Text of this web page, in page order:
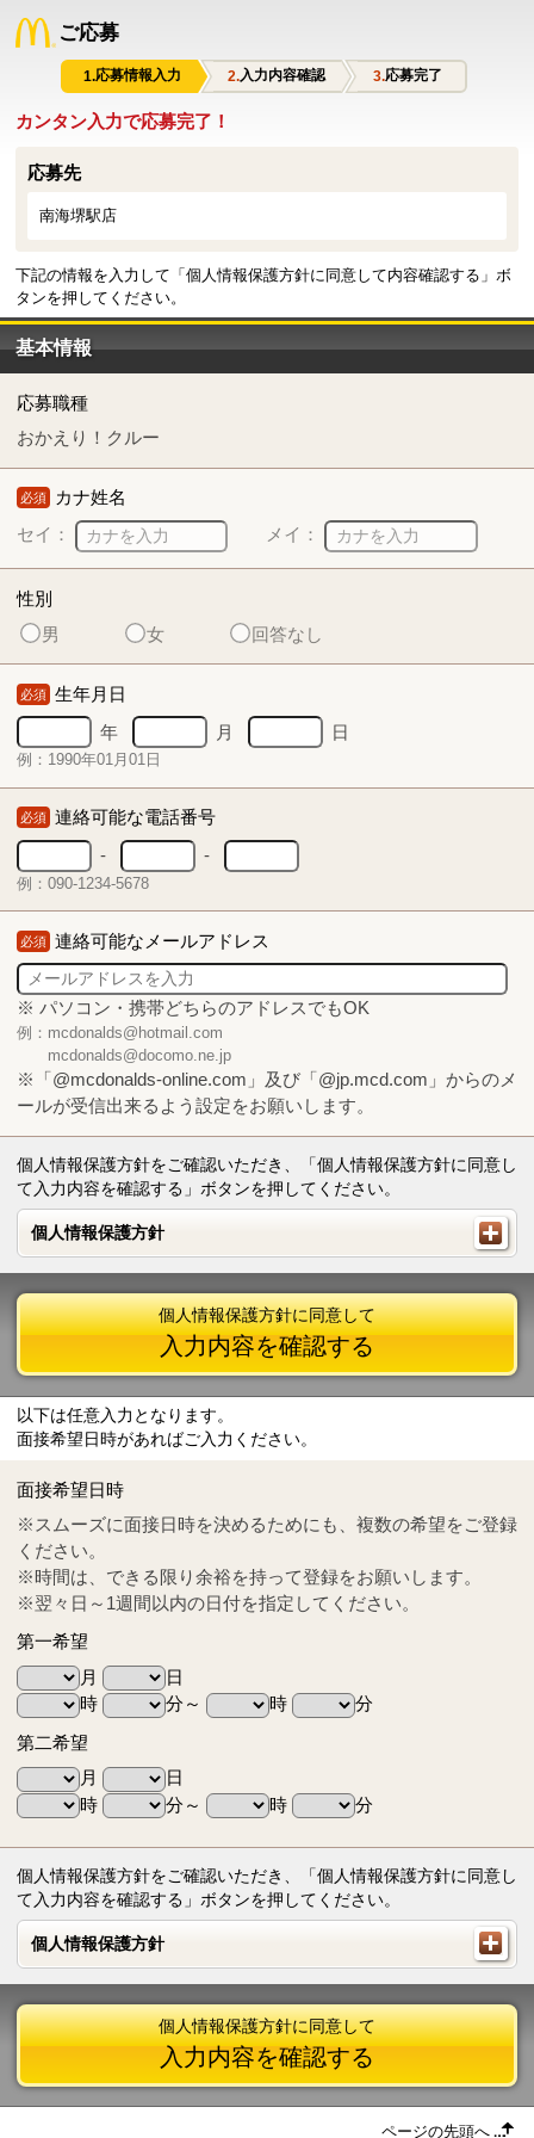
ご応募
応募情報入力 入力内容確認 応募完了
カンタン入力で応募完了！
応募先
南海堺駅店
下記の情報を入力して「個人情報保護方針に同意して内容確認する」ボ
タンを押してください。
基本情報
応募職種
おかえり！クルー
必須 カナ姓名
セイ：
メイ：
性別
男
女 回答なし
必須 生年月日
年
月 日
例：1990年01月01日
必須 連絡可能な電話番号
-
-
例：090-1234-5678
必須 連絡可能なメールアドレス
※ パソコン・携帯どちらのアドレスでもOK
例：mcdonalds@hotmail.com
mcdonalds@docomo.ne.jp
※「@mcdonalds-online.com」及び「@jp.mcd.com」からのメ
ールが受信出来るよう設定をお願いします。
個人情報保護方針をご確認いただき、「個人情報保護方針に同意し
て入力内容を確認する」ボタンを押してください。
個人情報保護方針
個人情報保護方針
Tel
0570-55-0314
個人情報保護方針に同意して
入力内容を確認する
以下は任意入力となります。
面接希望日時があればご入力ください。
面接希望日時
※スムーズに面接日時を決めるためにも、複数の希望をご登録
ください。
※時間は、できる限り余裕を持って登録をお願いします。
※翌々日～1週間以内の日付を指定してください。
第一希望
月
日
時
分～ 時
分
第二希望
月
日
時
分～ 時 分
個人情報保護方針をご確認いただき、「個人情報保護方針に同意し
て入力内容を確認する」ボタンを押してください。
個人情報保護方針
個人情報保護方針
個人情報保護方針に同意して
入力内容を確認する
ページの先頭へ